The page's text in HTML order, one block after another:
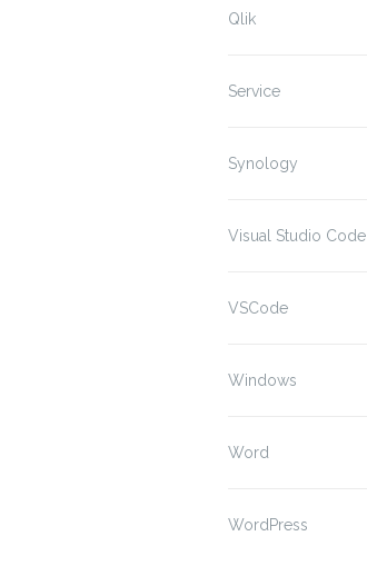
Qlik
Service
Synology
Visual Studio Code
VSCode
Windows
Word
WordPress